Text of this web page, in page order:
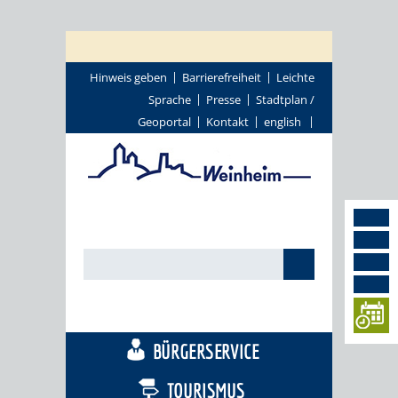
Hinweis geben Barrierefreiheit
Leichte
Sprache
Presse
Stadtplan /
Geoportal
Kontakt english
BÜRGERSERVICE
TOURISMUS